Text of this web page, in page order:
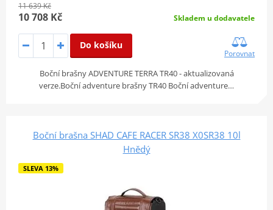
11 639 Kč
10 708 Kč Skladem u dodavatele
Do košíku
Porovnat
Boční brašny ADVENTURE TERRA TR40 - aktualizovaná
verze.Boční adventure brašny TR40 Boční adventure…
Boční brašna SHAD CAFE RACER SR38 X0SR38 10l
Hnědý
SLEVA 13%